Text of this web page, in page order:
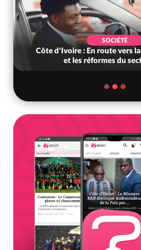
SOCIÉTÉ
Côte d'Ivoire : En route vers
et les réformes du